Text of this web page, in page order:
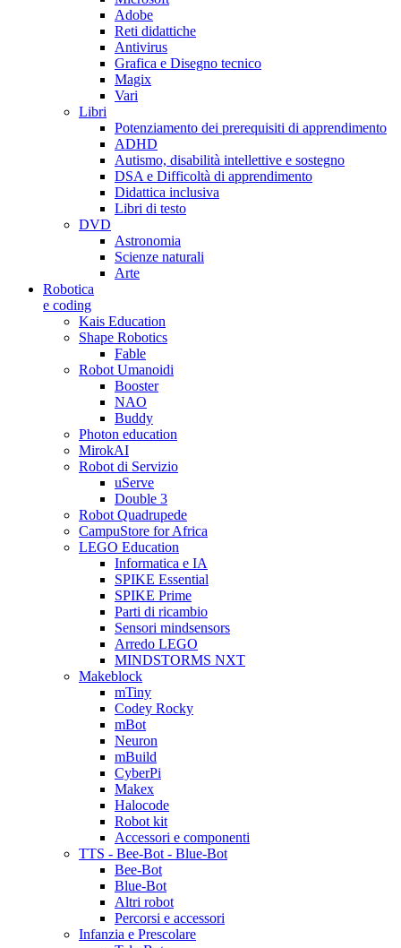
Adobe
Reti didattiche
Antivirus
Grafica e Disegno tecnico
Magix
Vari
Libri
Potenziamento dei prerequisiti di apprendimento
ADHD
Autismo, disabilità intellettive e sostegno
DSA e Difficoltà di apprendimento
Didattica inclusiva
Libri di testo
DVD
Astronomia
Scienze naturali
Arte
Robotica
e coding
Kais Education
Shape Robotics
Fable
Robot Umanoidi
Booster
NAO
Buddy
Photon education
MirokAI
Robot di Servizio
uServe
Double 3
Robot Quadrupede
CampuStore for Africa
LEGO Education
Informatica e IA
SPIKE Essential
SPIKE Prime
Parti di ricambio
Sensori mindsensors
Arredo LEGO
MINDSTORMS NXT
Makeblock
mTiny
Codey Rocky
mBot
Neuron
mBuild
CyberPi
Makex
Halocode
Robot kit
Accessori e componenti
TTS - Bee-Bot - Blue-Bot
Bee-Bot
Blue-Bot
Altri robot
Percorsi e accessori
Infanzia e Prescolare